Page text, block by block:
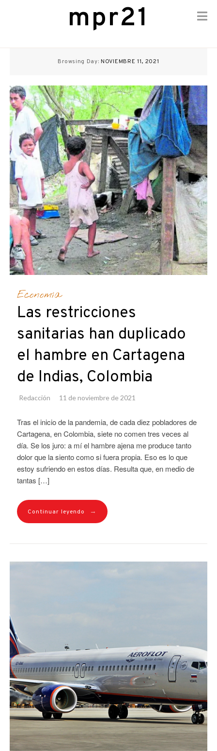
mpr21
Browsing Day: NOVIEMBRE 11, 2021
Economía
Las restricciones
sanitarias han duplicado
el hambre en Cartagena
de Indias, Colombia
Redacción 11 de noviembre de 2021
Tras el inicio de la pandemia, de cada diez pobladores de
Cartagena, en Colombia, siete no comen tres veces al
día. Se los juro: a mí el hambre ajena me produce tanto
dolor que la siento como si fuera propia. Eso es lo que
estoy sufriendo en estos días. Resulta que, en medio de
tantas […]
Continuar leyendo →